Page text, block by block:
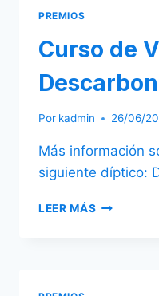
PREMIOS
Curso de
Por kadmin 26/06/
Más información
siguiente díptico:
LEER MÁS CURSO